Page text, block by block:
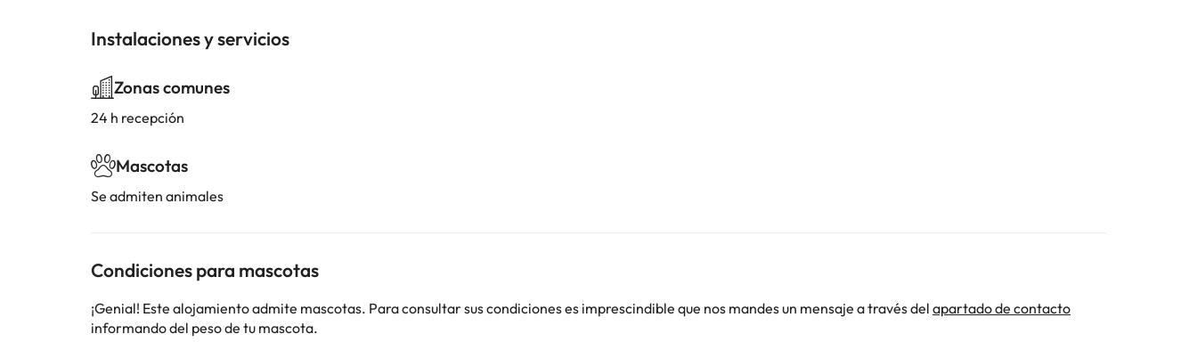
Instalaciones y servicios
Zonas comunes
24 h recepción
Mascotas
Se admiten animales
Condiciones para mascotas
¡Genial! Este alojamiento admite mascotas. Para consultar sus condiciones es imprescindible que nos mandes un mensaje a través del apartado de contacto
informando del peso de tu mascota.